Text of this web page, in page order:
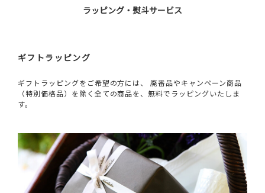
ラッピング・熨斗サービス
ギフトラッピング
ギフトラッピングをご希望の方には、 廃番品やキャンペーン商品
（特別価格品）を除く全ての商品を、無料でラッピングいたしま
す。